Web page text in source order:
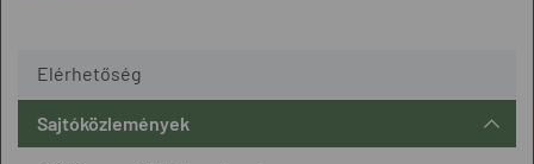
Elérhetőség
Sajtóközlemények